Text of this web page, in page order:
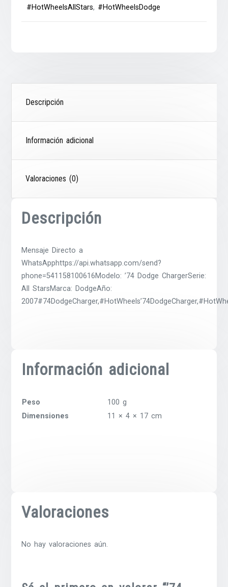
#HotWheelsAllStars, #HotWheelsDodge
Descripción
Información adicional
Valoraciones (0)
Descripción
Mensaje Directo a
WhatsApphttps://api.whatsapp.com/send?
phone=541158100616Modelo: ’74 Dodge ChargerSerie:
All StarsMarca: DodgeAño:
Información adicional
Peso
100 g
Dimensiones
11 × 4 × 17 cm
Valoraciones
No hay valoraciones aún.